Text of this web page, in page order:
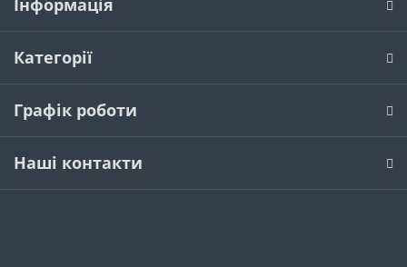
Категорії
Графік роботи
Наші контакти